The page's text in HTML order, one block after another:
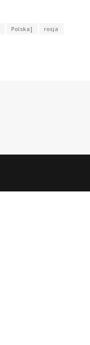
Polska]
rosja